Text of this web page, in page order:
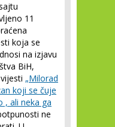
11
koja se
na izjavu
BiH,
„Milorad
koji se čuje
, ali neka ga
ne